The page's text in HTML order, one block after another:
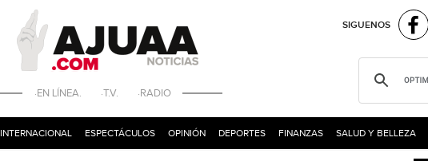
·EN LÍNEA. ·T.V. ·RADIO
SIGUENOS
INTERNACIONAL ESPECTÁCULOS OPINIÓN DEPORTES FINANZAS SALUD Y BELLEZA